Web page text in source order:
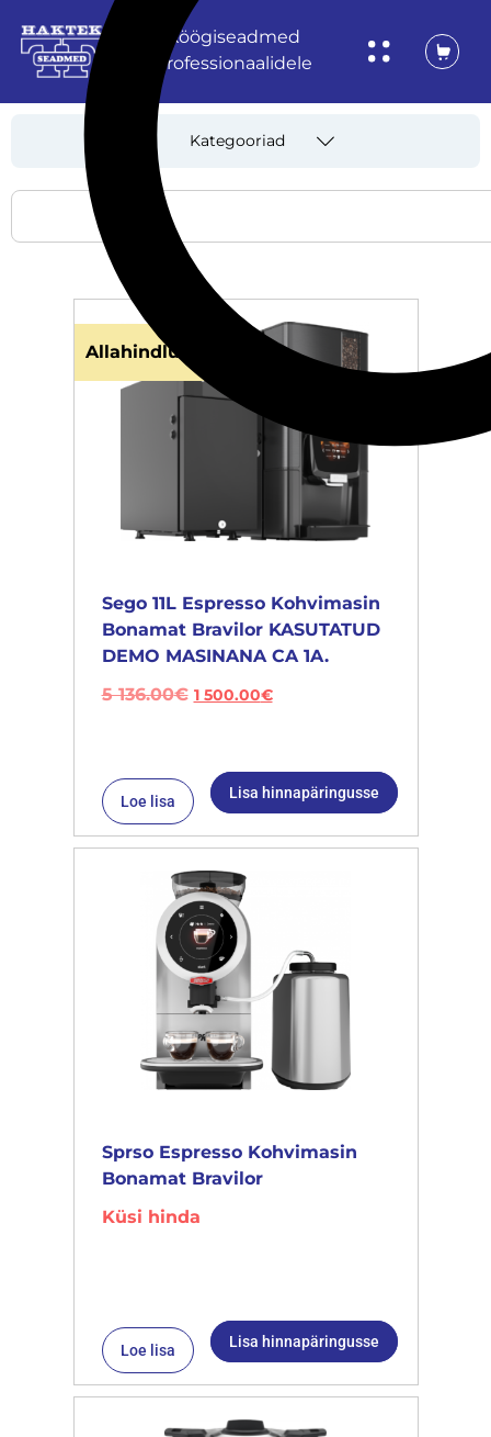
Köögiseadmed
professionaalidele
Kategooriad
Allahindlus!
Sego 11L Espresso Kohvimasin
Bonamat Bravilor KASUTATUD
DEMO MASINANA CA 1A.
5 136.00€ 1 500.00€
Loe lisa Lisa hinnapäringusse
Sprso Espresso Kohvimasin
Bonamat Bravilor
Küsi hinda
Loe lisa Lisa hinnapäringusse